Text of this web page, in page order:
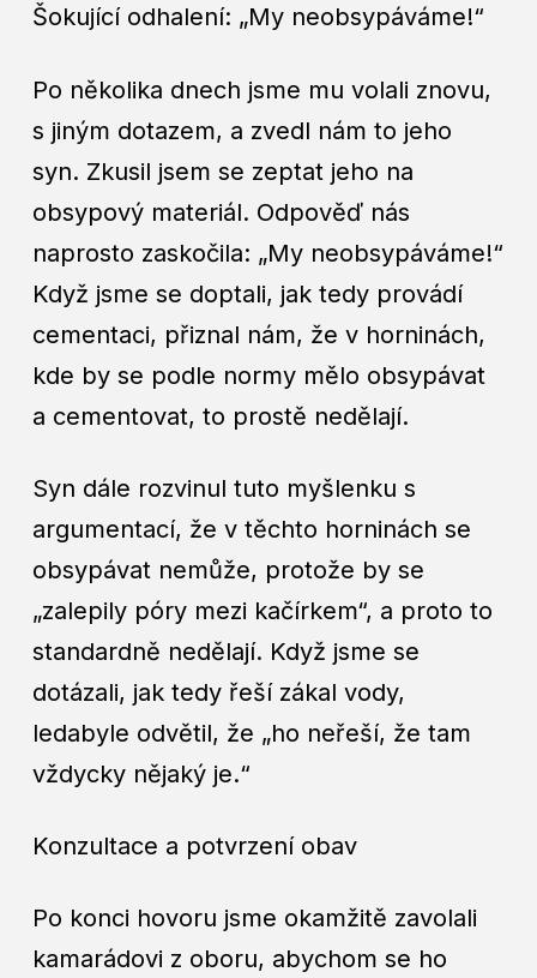
Šokující odhalení: „My neobsypáváme!“
Po několika dnech jsme mu volali znovu,
s jiným dotazem, a zvedl nám to jeho
syn. Zkusil jsem se zeptat jeho na
obsypový materiál. Odpověď nás
naprosto zaskočila: „My neobsypáváme!“
Když jsme se doptali, jak tedy provádí
cementaci, přiznal nám, že v horninách,
kde by se podle normy mělo obsypávat
a cementovat, to prostě nedělají.
Syn dále rozvinul tuto myšlenku s
argumentací, že v těchto horninách se
obsypávat nemůže, protože by se
„zalepily póry mezi kačírkem“, a proto to
standardně nedělají. Když jsme se
dotázali, jak tedy řeší zákal vody,
ledabyle odvětil, že „ho neřeší, že tam
vždycky nějaký je.“
Konzultace a potvrzení obav
Po konci hovoru jsme okamžitě zavolali
kamarádovi z oboru, abychom se ho